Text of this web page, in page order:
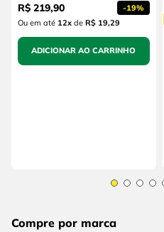
R$ 219,90 -19%
Ou em até 12x de R$ 19,29
ADICIONAR AO CARRINHO
Compre por marca